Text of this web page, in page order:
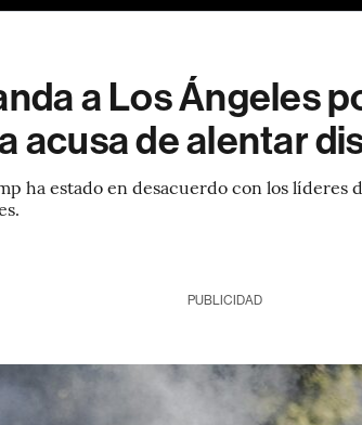
a Los Ángeles
acusa de alentar
ha estado en desacuerdo con los líderes
PUBLICIDAD